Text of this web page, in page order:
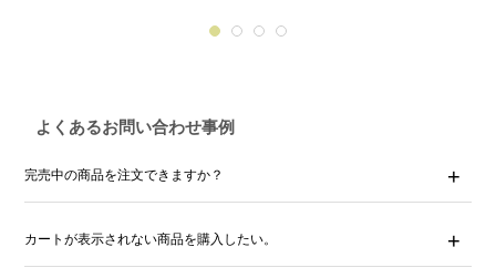
よくあるお問い合わせ事例
完売中の商品を注文できますか？
カートが表示されない商品を購入したい。